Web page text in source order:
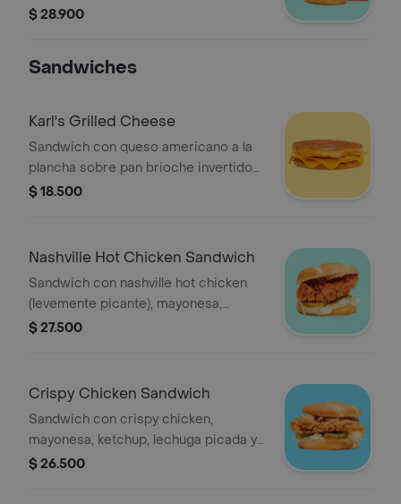
casa ketchup, mayonesa y queso
$ 28.900
Sandwiches
Karl's Grilled Cheese
Sandwich con queso americano a la
plancha sobre pan brioche invertido
tostado.
$ 18.500
Nashville Hot Chicken Sandwich
Sandwich con nashville hot chicken
(levemente picante), mayonesa,
ketchup, lechuga y pepinillos sobre
$ 27.500
Crispy Chicken Sandwich
Sandwich con crispy chicken,
mayonesa, ketchup, lechuga picada y
pepinillos sobre pan brioche tostado.
$ 26.500